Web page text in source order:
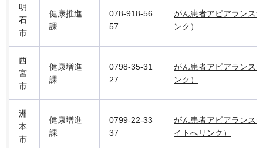
明
石
市
健康推進
課
078-918-56
57
がん患者アピアランス
ンク）
西
宮
市
健康増進
課
0798-35-31
27
がん患者アピアランス
ンク）
洲
本
市
健康増進
課
0799-22-33
37
がん患者アピアランス
イトへリンク）